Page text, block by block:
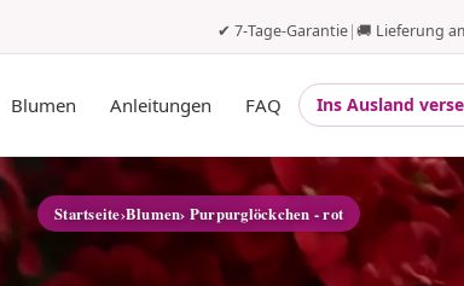
✔ 7-Tage-Garantie|🚚 Lieferung
Blumen Anleitungen FAQ Ins Ausland
Startseite›Blumen› Purpurglöckchen - rot